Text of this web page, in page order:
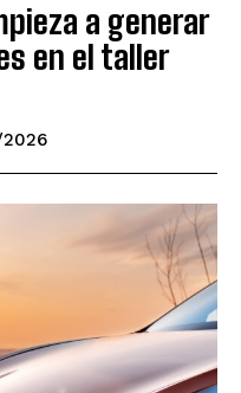
a generar
en el taller
2026